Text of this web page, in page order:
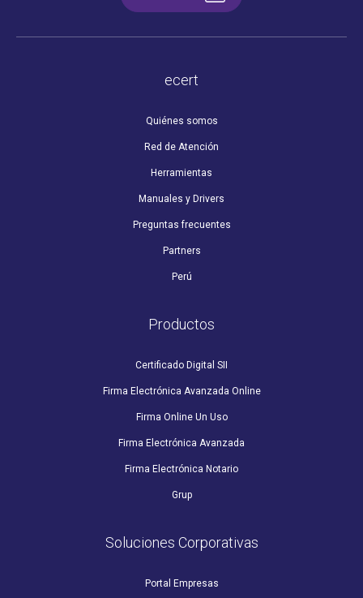
ecert
Quiénes somos
Red de Atención
Herramientas
Manuales y Drivers
Preguntas frecuentes
Partners
Perú
Productos
Certificado Digital SII
Firma Electrónica Avanzada Online
Firma Online Un Uso
Firma Electrónica Avanzada
Firma Electrónica Notario
Grup
Soluciones Corporativas
Portal Empresas